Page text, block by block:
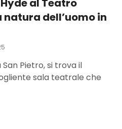
natura dell’uomo in
San Pietro, si trova il
sala teatrale che